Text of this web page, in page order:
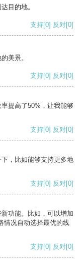
目的地。
支持[0] 反对[0]
美景。
支持[0] 反对[0]
提高了50%，让我能够
支持[0] 反对[0]
，比如能够支持更多地
支持[0] 反对[0]
功能。比如，可以增加
情况自动选择最优的线
支持[0] 反对[0]